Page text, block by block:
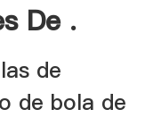
De .
de
de bola de